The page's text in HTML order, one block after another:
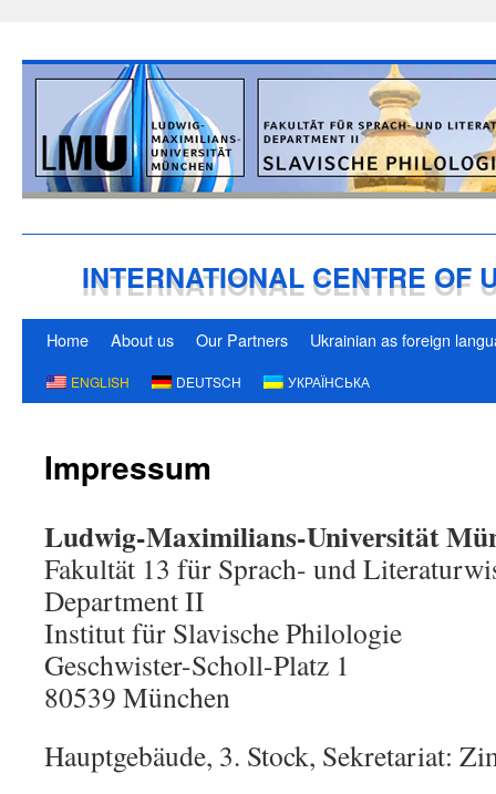
INTERNATIONAL CENTRE OF
Skip
Home About us Our Partners Ukrainian as foreign
ENGLISH DEUTSCH УКРАЇНСЬКА
Impressum
Ludwig-Maximilians-Universität
Fakultät 13 für Sprach- und
Department II
Institut für Slavische Philologie
Geschwister-Scholl-Platz 1
80539 München
Hauptgebäude, 3. Stock, Sekretariat: